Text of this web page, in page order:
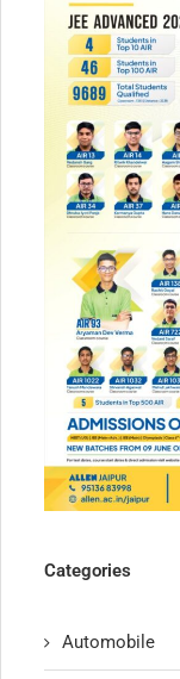
Categories
Automobile